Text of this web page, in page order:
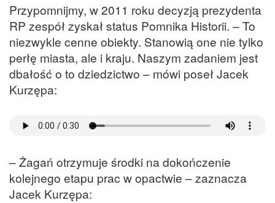
Przypomnijmy, w 2011 roku decyzją prezydenta
RP zespół zyskał status Pomnika Historii. – To
niezwykle cenne obiekty. Stanowią one nie tylko
perłę miasta, ale i kraju. Naszym zadaniem jest
dbałość o to dziedzictwo – mówi poseł Jacek
Kurzępa:
– Żagań otrzymuje środki na dokończenie
kolejnego etapu prac w opactwie – zaznacza
Jacek Kurzępa: